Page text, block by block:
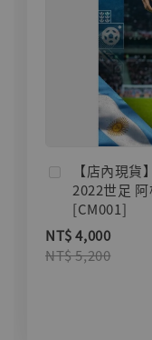
【店內現
2022世足
[CM001]
NT$ 4,000
NT$ 5,200